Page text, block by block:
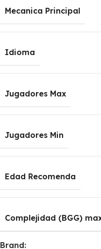
Mecanica Principal
Idioma
Jugadores Max
Jugadores Min
Edad Recomenda
Complejidad (BGG)
Brand: